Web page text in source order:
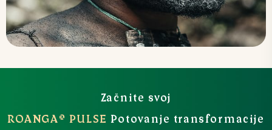
Začnite svoj
ROANGA® PULSE Potovanje transformacije